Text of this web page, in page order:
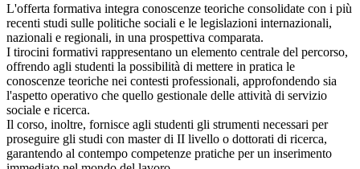
L'offerta formativa integra conoscenze teoriche consolidate con i più
recenti studi sulle politiche sociali e le legislazioni internazionali,
nazionali e regionali, in una prospettiva comparata.
I tirocini formativi rappresentano un elemento centrale del percorso,
offrendo agli studenti la possibilità di mettere in pratica le
conoscenze teoriche nei contesti professionali, approfondendo sia
l'aspetto operativo che quello gestionale delle attività di servizio
sociale e ricerca.
Il corso, inoltre, fornisce agli studenti gli strumenti necessari per
proseguire gli studi con master di II livello o dottorati di ricerca,
garantendo al contempo competenze pratiche per un inserimento